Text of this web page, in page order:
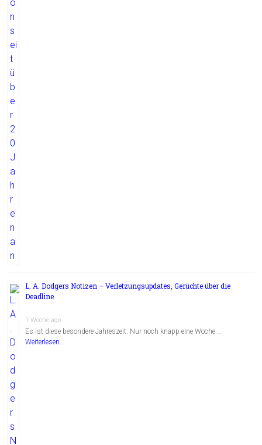
L. A. Dodgers Notizen – Verletzungsupdates, Gerüchte über die
Deadline
1 Woche ago
Es ist diese besondere Jahreszeit. Nur noch knapp eine Woche …
Weiterlesen...